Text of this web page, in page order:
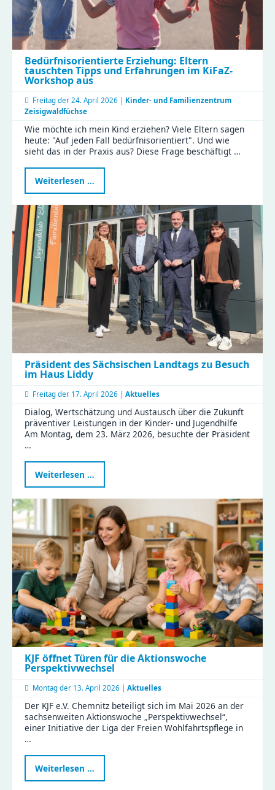
Bedürfnisorientierte Erziehung: Eltern
tauschten Tipps und Erfahrungen im KiFaZ-
Workshop aus
Freitag der 24. April 2026 | Kinder- und Familienzentrum
Zeisigwaldfüchse
Wie möchte ich mein Kind erziehen? Viele Eltern sagen
heute: "Auf jeden Fall bedürfnisorientiert". Und wie
sieht das in der Praxis aus? Diese Frage beschäftigt …
Weiterlesen …
Erziehung:
Eltern
tauschten
Tipps
und
Erfahrungen
im
KiFaZ-
Workshop
aus
Präsident des Sächsischen Landtags zu Besuch
im Haus Liddy
Freitag der 17. April 2026 | Aktuelles
Dialog, Wertschätzung und Austausch über die Zukunft
präventiver Leistungen in der Kinder- und Jugendhilfe
Am Montag, dem 23. März 2026, besuchte der Präsident
…
Weiterlesen …
des
Sächsischen
Landtags
zu
Besuch
im
Haus
Liddy
KJF öffnet Türen für die Aktionswoche
Perspektivwechsel
Montag der 13. April 2026 | Aktuelles
Der KJF e.V. Chemnitz beteiligt sich im Mai 2026 an der
sachsenweiten Aktionswoche „Perspektivwechsel“,
einer Initiative der Liga der Freien Wohlfahrtspflege in
…
Weiterlesen …
öffnet